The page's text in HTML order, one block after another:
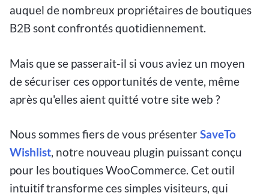
auquel de nombreux propriétaires de boutiques
B2B sont confrontés quotidiennement.
Mais que se passerait-il si vous aviez un moyen
de sécuriser ces opportunités de vente, même
après qu'elles aient quitté votre site web ?
Nous sommes fiers de vous présenterSaveTo
Wishlist, notre nouveau plugin puissant conçu
pour les boutiques WooCommerce. Cet outil
intuitif transforme ces simples visiteurs, qui